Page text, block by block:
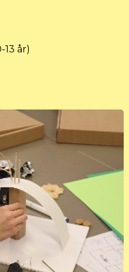
13 år)